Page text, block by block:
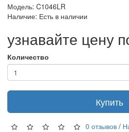
Модель: C1046LR
Наличие: Есть в наличии
узнавайте цену
Количество
Купить
0 отзывов /